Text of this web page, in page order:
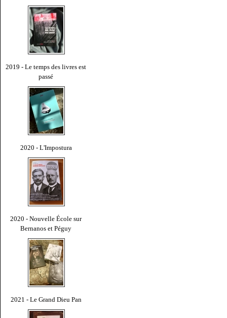
2019 - Le temps des livres est
passé
2020 - L'Impostura
2020 - Nouvelle École sur
Bernanos et Péguy
2021 - Le Grand Dieu Pan